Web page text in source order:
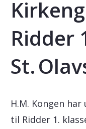
Ridder
St.
H.M. Kongen
til Ridder 1.